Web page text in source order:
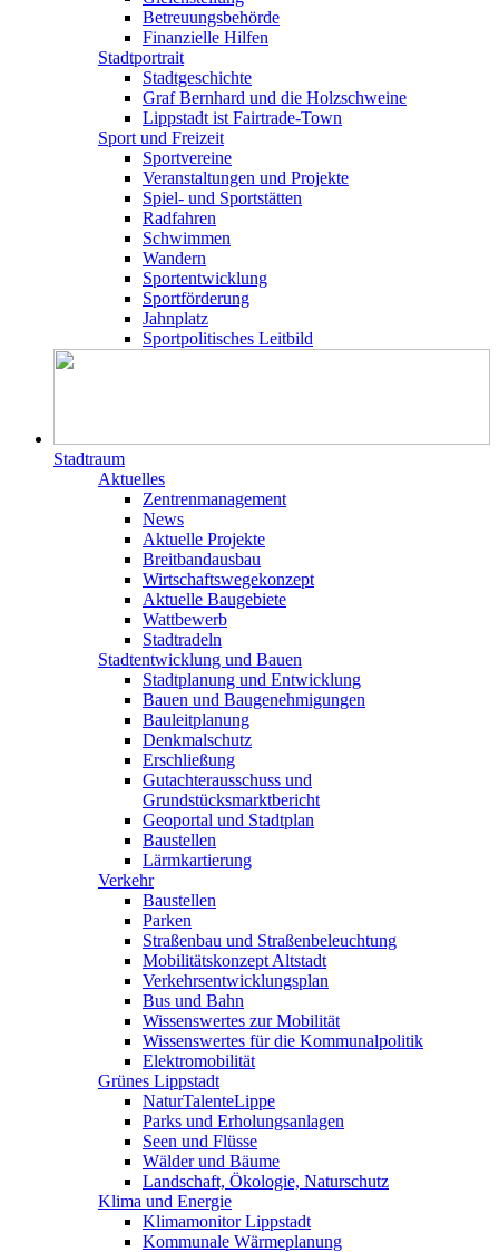
Betreuungsbehörde
Finanzielle Hilfen
Stadtportrait
Stadtgeschichte
Graf Bernhard und die Holzschweine
Lippstadt ist Fairtrade-Town
Sport und Freizeit
Sportvereine
Veranstaltungen und Projekte
Spiel- und Sportstätten
Radfahren
Schwimmen
Wandern
Sportentwicklung
Sportförderung
Jahnplatz
Sportpolitisches Leitbild
Stadtraum
Aktuelles
Zentrenmanagement
News
Aktuelle Projekte
Breitbandausbau
Wirtschaftswegekonzept
Aktuelle Baugebiete
Wattbewerb
Stadtradeln
Stadtentwicklung und Bauen
Stadtplanung und Entwicklung
Bauen und Baugenehmigungen
Bauleitplanung
Denkmalschutz
Erschließung
Gutachterausschuss und
Grundstücksmarktbericht
Geoportal und Stadtplan
Baustellen
Lärmkartierung
Verkehr
Baustellen
Parken
Straßenbau und Straßenbeleuchtung
Mobilitätskonzept Altstadt
Verkehrsentwicklungsplan
Bus und Bahn
Wissenswertes zur Mobilität
Wissenswertes für die Kommunalpolitik
Elektromobilität
Grünes Lippstadt
NaturTalenteLippe
Parks und Erholungsanlagen
Seen und Flüsse
Wälder und Bäume
Landschaft, Ökologie, Naturschutz
Klima und Energie
Klimamonitor Lippstadt
Kommunale Wärmeplanung